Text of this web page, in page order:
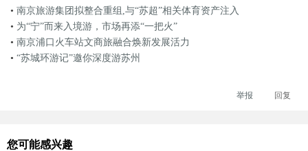
• 南京旅游集团拟整合重组,与“苏超”相关体育资产注入
• 为“宁”而来入境游，市场再添“一把火”
• 南京浦口火车站文商旅融合焕新发展活力
• “苏城环游记”邀你深度游苏州
回复
举报
您可能感兴趣